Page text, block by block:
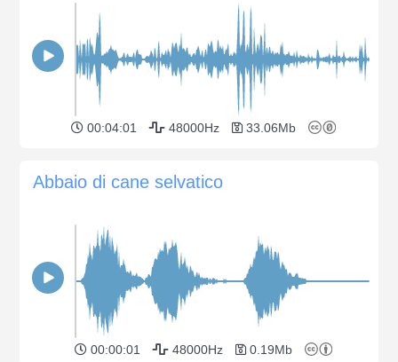
00:04:01 48000Hz 33.06Mb
Abbaio di cane selvatico
00:00:01 48000Hz 0.19Mb